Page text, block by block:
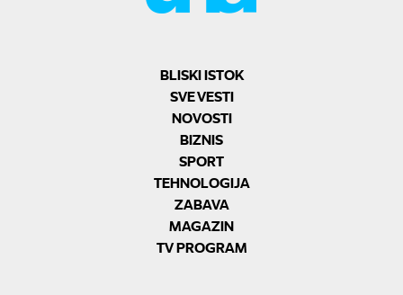
BLISKI ISTOK
SVE VESTI
NOVOSTI
BIZNIS
SPORT
TEHNOLOGIJA
ZABAVA
MAGAZIN
TV PROGRAM